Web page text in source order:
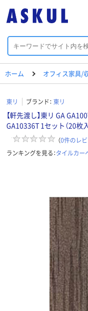
ホーム オフィス家具/
東リ ブランド： 東リ
【軒先渡し】東リ GA
GA10336T 1セット（20枚入
（0件のレ
ランキングを見る：タイルカー